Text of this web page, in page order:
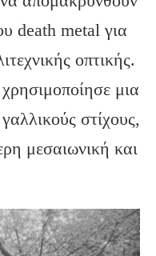
death metal για
οπτικής.
μια
στίχους,
μεσαιωνική και